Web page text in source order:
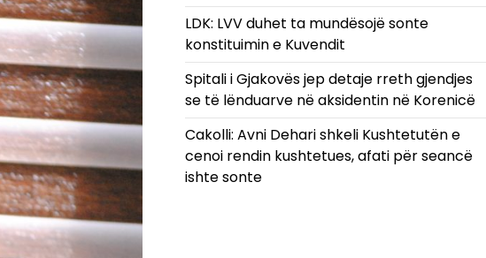
LDK: LVV duhet ta mundësojë sonte
konstituimin e Kuvendit
Spitali i Gjakovës jep detaje rreth gjendjes
se të lënduarve në aksidentin në Korenicë
Cakolli: Avni Dehari shkeli Kushtetutën e
cenoi rendin kushtetues, afati për seancë
ishte sonte